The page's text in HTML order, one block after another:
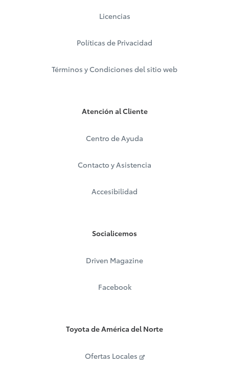
Licencias
Políticas de Privacidad
Términos y Condiciones del sitio web
Atención al Cliente
Centro de Ayuda
Contacto y Asistencia
Accesibilidad
Socialicemos
Driven Magazine
Facebook
Toyota de América del Norte
Ofertas Locales